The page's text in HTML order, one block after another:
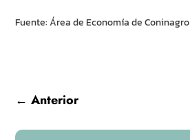
Fuente: Área de Economía de Coninagro
←Anterior